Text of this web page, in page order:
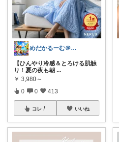
めだかるーむ＠ありがとうございます。
【ひんやり冷感＆とろける肌触
り！夏の夜も朝 ...
￥ 3,980～
0 0 413
コレ いいね